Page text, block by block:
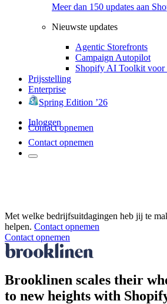
Meer dan 150 updates aan
Nieuwste updates
Agentic Storefronts
Campaign Autopilot
Shopify AI Toolkit voor
Prijsstelling
Enterprise
Spring Edition ’26
Inloggen
Contact opnemen
Contact opnemen
Met welke bedrijfsuitdagingen heb jij te
helpen. Contact opnemen
Contact opnemen
Brooklinen scales their
to new heights with